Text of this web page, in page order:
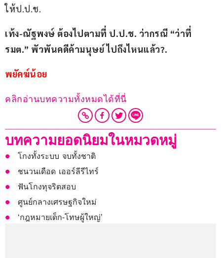
ให้ป.ป.ช.
เท้ง-ณัฐพงษ์ ต้องไปตามที่ ป.ป.ช. ว่ากรณี “ว่าที่
รมต.” พัวพันคดีค้ามนุษย์ ไปถึงไหนแล้ว?.
พยัคฆ์น้อย
คลิกอ่านบทความทั้งหมดได้ที่นี่
บทความยอดนิยมในหมวดหมู่
โกงทั้งระบบ จบทั้งชาติ
ชนวนเดือด เออร์ลีรีไทร์
ฟันโกงทุจริตสอบ
ศูนย์กลางเศรษฐกิจใหม่
‘กฎหมายเด็ก-โทษผู้ใหญ่’